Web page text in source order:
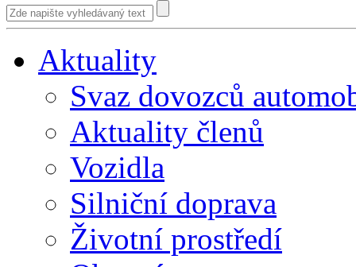
Aktuality
Svaz dovozců
Aktuality členů
Vozidla
Silniční doprava
Životní prostředí